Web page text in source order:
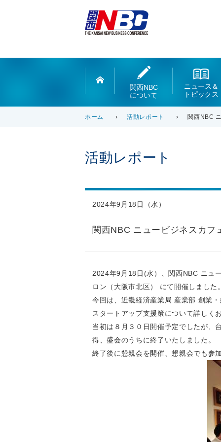
関西NBC
について
ニュース＆
トピックス
ホーム › 活動レポート › 関西NBC
活動レポート
2024年9月18日（水）
関西NBC ニュービジネスカ
2024年9月18日(水）、関西NBC ニ
ロン（大阪市北区） にて開催しました
今回は、近畿経済産業局 産業部 創業
スタートアップ支援策について詳しく
当初は８月３０日開催予定でしたが、
得、盛会のうちに終了いたしました。
終了後に懇親会を開催、懇親会でも参